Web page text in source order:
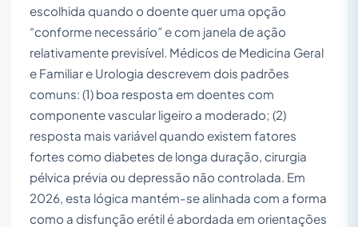
escolhida quando o doente quer uma opção
“conforme necessário” e com janela de ação
relativamente previsível. Médicos de Medicina Geral
e Familiar e Urologia descrevem dois padrões
comuns: (1) boa resposta em doentes com
componente vascular ligeiro a moderado; (2)
resposta mais variável quando existem fatores
fortes como diabetes de longa duração, cirurgia
pélvica prévia ou depressão não controlada. Em
2026, esta lógica mantém-se alinhada com a forma
como a disfunção erétil é abordada em orientações